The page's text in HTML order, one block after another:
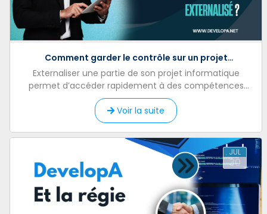
Comment garder le contrôle sur un projet
informatique externalisé ?
Externaliser une partie de son projet informatique
permet d’accéder rapidement à des compétences
techniques, de renforcer une équipe et d'accélérer le
développe...
Voir la suite
JUL
30